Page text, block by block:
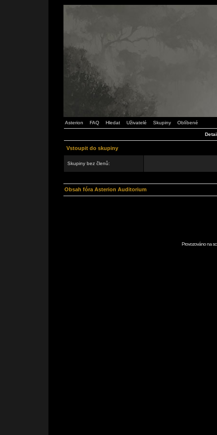
Asterion FAQ Hledat Uživatelé Skupiny Oblíbené
Vstoupit do skupiny
Skupiny bez členů:
Obsah fóra Asterion Auditorium
Provozováno na